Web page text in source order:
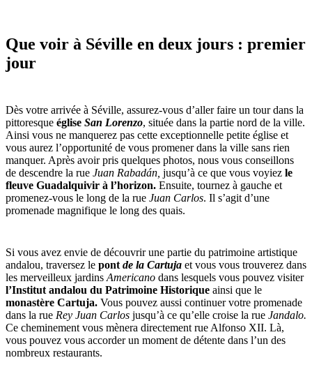
Que voir à Séville en deux jours : premier
jour
Dès votre arrivée à Séville, assurez-vous d’aller faire un tour dans la
pittoresque église San Lorenzo, située dans la partie nord de la ville.
Ainsi vous ne manquerez pas cette exceptionnelle petite église et
vous aurez l’opportunité de vous promener dans la ville sans rien
manquer. Après avoir pris quelques photos, nous vous conseillons
de descendre la rue Juan Rabadán, jusqu’à ce que vous voyiez le
fleuve Guadalquivir à l’horizon. Ensuite, tournez à gauche et
promenez-vous le long de la rue Juan Carlos. Il s’agit d’une
promenade magnifique le long des quais.
Si vous avez envie de découvrir une partie du patrimoine artistique
andalou, traversez le pontde la Cartuja et vous vous trouverez dans
les merveilleux jardinsAmericano dans lesquels vous pouvez visiter
l’Institut andalou du Patrimoine Historique ainsi que le
monastère Cartuja. Vous pouvez aussi continuer votre promenade
dans la rue Rey Juan Carlos jusqu’à ce qu’elle croise la rue Jandalo.
Ce cheminement vous mènera directement rue Alfonso XII. Là,
vous pouvez vous accorder un moment de détente dans l’un des
nombreux restaurants.